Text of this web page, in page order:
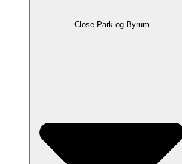
Close Park og Byrum